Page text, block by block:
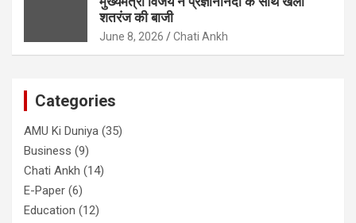
शतरंज की बाजी
June 8, 2026 Chati Ankh
Categories
AMU Ki Duniya (35)
Business (9)
Chati Ankh (14)
E-Paper (6)
Education (12)